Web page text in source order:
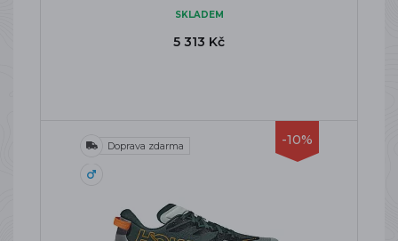
SKLADEM
5 313 Kč
-10%
Doprava zdarma